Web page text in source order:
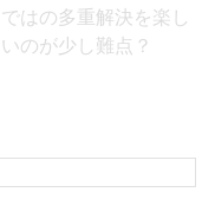
はの多重解決を楽し
のが少し難点？